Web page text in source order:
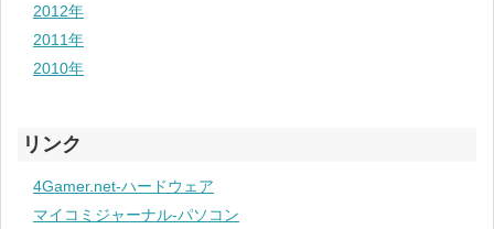
2012年
2011年
2010年
リンク
4Gamer.net-ハードウェア
マイコミジャーナル-パソコン